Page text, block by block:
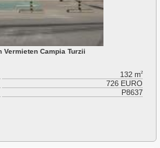
Vermieten Campia Turzii
132 m2
726 EURO
P8637